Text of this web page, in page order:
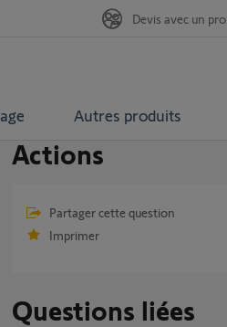
Autres produits
Devis avec un pro
Actions
Partager cette question
Imprimer
Questions liées